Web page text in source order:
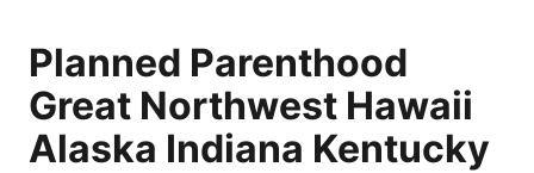
Planned Parenthood
Great Northwest Hawaii
Alaska Indiana Kentucky